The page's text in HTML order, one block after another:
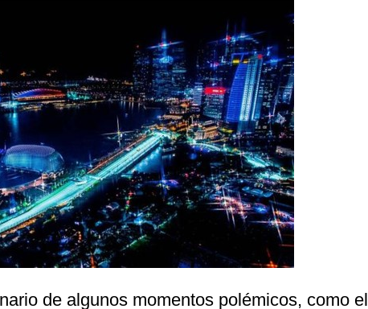
de algunos momentos polémicos, como el